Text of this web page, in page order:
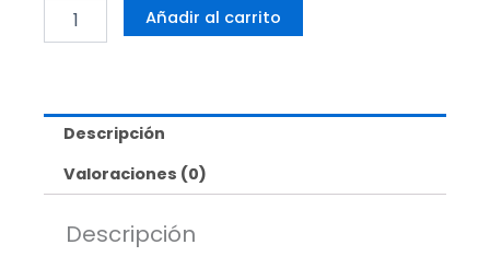
Fisiológico,
0,9%
Cisen
Añadir al carrito
Descripción
Valoraciones (0)
Descripción